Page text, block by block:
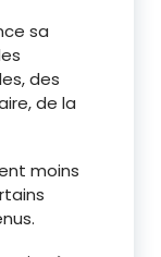
sa
des
de la
moins